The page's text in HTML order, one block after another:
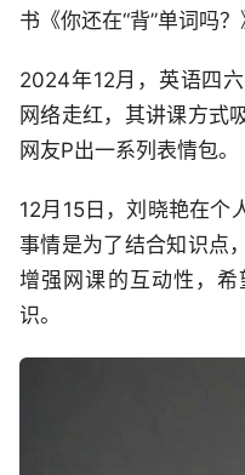
书《你还在“背”单词吗？
2024年12月，英语四
网络走红，其讲课方式
网友P出一系列表情包。
12月15日，刘晓艳在个
事情是为了结合知识点
增强网课的互动性，
识。